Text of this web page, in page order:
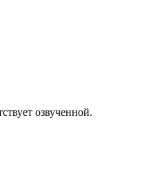
озвученной.